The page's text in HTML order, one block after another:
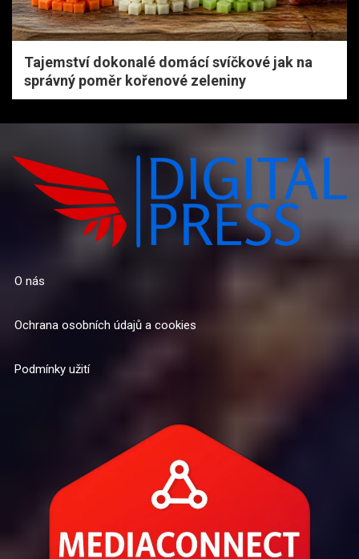
Tajemství dokonalé domácí svíčkové jak na
správný poměr kořenové zeleniny
O nás
Ochrana osobních údajů a cookies
Podmínky užití